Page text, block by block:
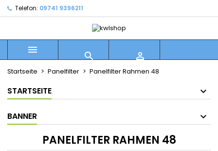
Telefon: 09741 9396211
  
Startseite Panelfilter Panelfilter Rahmen 48
STARTSEITE
BANNER
PANELFILTER RAHMEN 48